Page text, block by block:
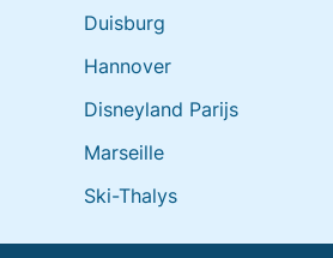
Duisburg
Hannover
Disneyland Parijs
Marseille
Ski-Thalys